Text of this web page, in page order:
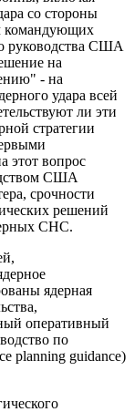
со стороны
командующих
руководства США
на
- на
удара всей
ли эти
стратегии
этот вопрос
США
срочности
решений
СНС.
ядерная
оперативный
по
planning guidance)